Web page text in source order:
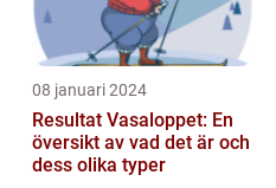
08 januari 2024
Resultat Vasaloppet: En
översikt av vad det är och
dess olika typer